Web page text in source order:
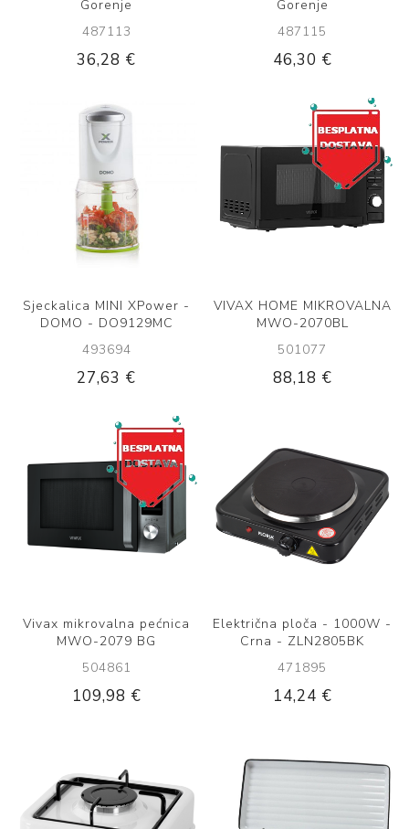
Gorenje
487113
36,28 €
Gorenje
487115
46,30 €
Sjeckalica MINI XPower -
DOMO - DO9129MC
493694
27,63 €
VIVAX HOME MIKROVALNA
MWO-2070BL
501077
88,18 €
Vivax mikrovalna pećnica
MWO-2079 BG
504861
109,98 €
Električna ploča - 1000W -
Crna - ZLN2805BK
471895
14,24 €